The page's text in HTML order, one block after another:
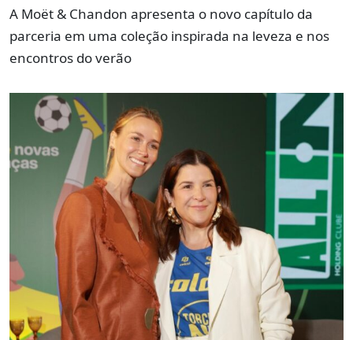
A Moët & Chandon apresenta o novo capítulo da
parceria em uma coleção inspirada na leveza e nos
encontros do verão